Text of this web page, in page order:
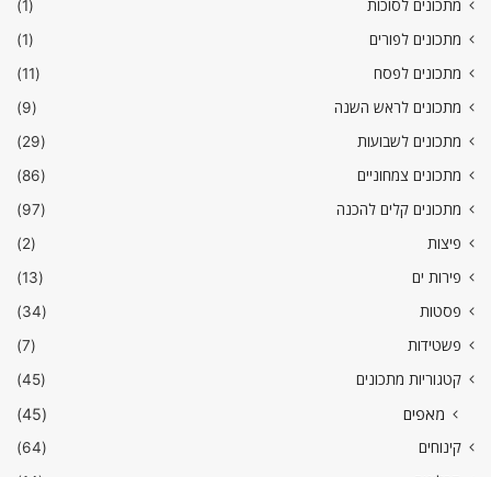
מתכונים לסוכות
(1)
מתכונים לפורים
(1)
מתכונים לפסח
(11)
מתכונים לראש השנה
(9)
מתכונים לשבועות
(29)
מתכונים צמחוניים
(86)
מתכונים קלים להכנה
(97)
פיצות
(2)
פירות ים
(13)
פסטות
(34)
פשטידות
(7)
קטגוריות מתכונים
(45)
מאפים (45)
קינוחים
(64)